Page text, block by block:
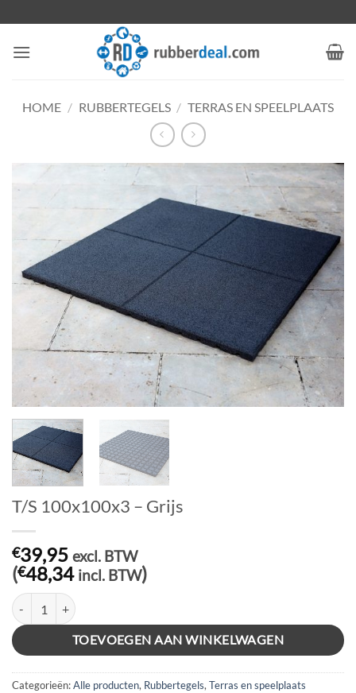
naar
inhoud
HOME / RUBBERTEGELS / TERRAS EN SPEELPLAATS
T/S 100x100x3 – Grijs
€39,95 excl. BTW
(€48,34 incl. BTW)
T/S 100x100x3 - Grijs aantal
TOEVOEGEN AAN WINKELWAGEN
Categorieën:Alle producten, Rubbertegels, Terras en speelplaats